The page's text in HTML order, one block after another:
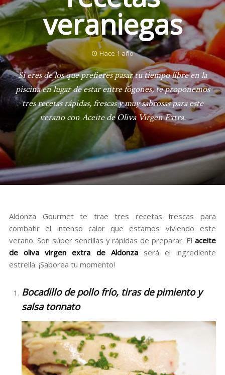
veraniegas
Hace 1 año
Si eres de los que prefieres pasar tu tiempo libre en la
piscina en lugar de estar entre fogones, te proponemos
tres recetas rápidas, frescas y muy sabrosas para este
verano con Aceite de Oliva Virgen Extra.
Aldonza Gourmet te trae tres recetas frescas para
combatir el intenso calor que estamos viviendo este
verano. Son súper sencillas y rápidas de preparar. Elaceite
de oliva virgen extra de Aldonzaserá el ingrediente
estrella. ¡Saborea tu momento!
Bocadillo de pollo frío, tiras de pimiento y
salsa tonnato